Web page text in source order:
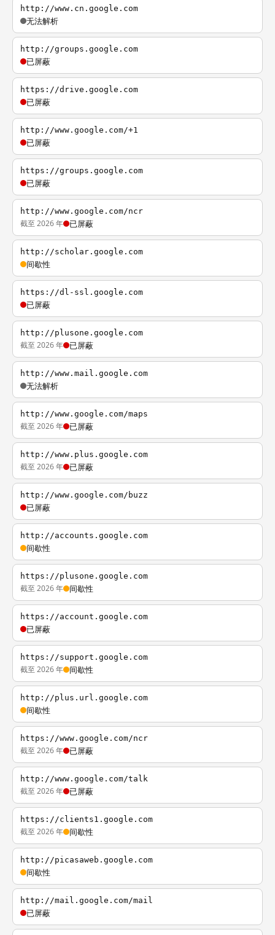
http://www.cn.google.com
无法解析
http://groups.google.com
已屏蔽
https://drive.google.com
已屏蔽
http://www.google.com/+1
已屏蔽
https://groups.google.com
已屏蔽
http://www.google.com/ncr
截至 2026 年 已屏蔽
http://scholar.google.com
间歇性
https://dl-ssl.google.com
已屏蔽
http://plusone.google.com
截至 2026 年 已屏蔽
http://www.mail.google.com
无法解析
http://www.google.com/maps
截至 2026 年 已屏蔽
http://www.plus.google.com
截至 2026 年 已屏蔽
http://www.google.com/buzz
已屏蔽
http://accounts.google.com
间歇性
https://plusone.google.com
截至 2026 年 间歇性
https://account.google.com
已屏蔽
https://support.google.com
截至 2026 年 间歇性
http://plus.url.google.com
间歇性
https://www.google.com/ncr
截至 2026 年 已屏蔽
http://www.google.com/talk
截至 2026 年 已屏蔽
https://clients1.google.com
截至 2026 年 间歇性
http://picasaweb.google.com
间歇性
http://mail.google.com/mail
已屏蔽